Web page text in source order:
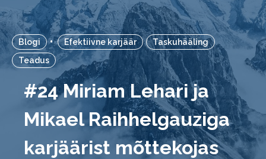
Blogi • Efektiivne karjäär
Taskuhääling
Teadus
#24 Miriam Lehari ja
Mikael Raihhelgauziga
karjäärist mõttekojas